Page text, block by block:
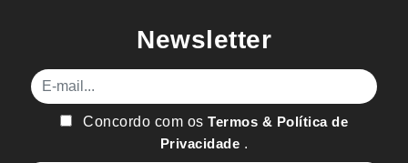
Newsletter
E-mail
Concordo com osTermos & Política de
Privacidade .